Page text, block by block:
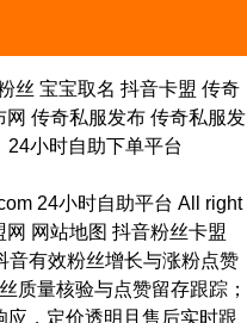
丝 宝宝取名 抖音卡盟 传奇
网 传奇私服发布 传奇私服发
24小时自助下单平台
24小时自助平台 All right
网 网站地图 抖音粉丝卡盟
音有效粉丝增长与涨粉点赞
质量核验与点赞留存跟踪；
，定价透明且售后实时跟